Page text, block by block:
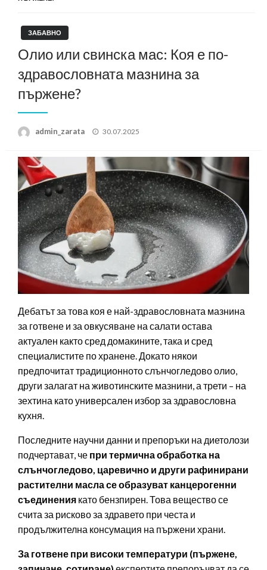
ЗАБАВНО
Олио или свинска мас: Коя е по-
здравословната мазнина за
пържене?
admin_zarata
Posted
30.07.2025
Дебатът за това коя е най-здравословната мазнина
за готвене и за овкусяване на салати остава
актуален както сред домакините, така и сред
специалистите по хранене. Докато някои
предпочитат традиционното слънчогледово олио,
други залагат на животинските мазнини, а трети – на
зехтина като универсален избор за здравословна
кухня.
Последните научни данни и препоръки на диетолози
подчертават, че при термична обработка на
слънчогледово, царевично и други рафинирани
растителни масла се образуват канцерогенни
съединения като бензпирен. Това вещество се
счита за рисково за здравето при честа и
продължителна консумация на пържени храни.
За готвене при високи температури (пържене,